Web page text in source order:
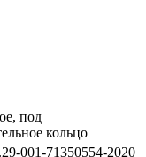
под
кольцо
001-71350554-2020